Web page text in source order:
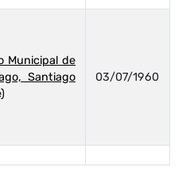
Municipal de
Santiago
03/07/1960